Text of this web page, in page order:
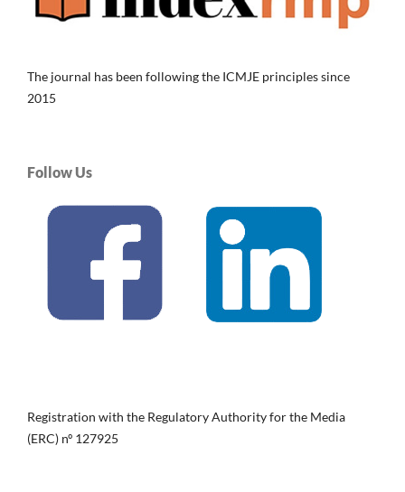
The journal has been following the ICMJE principles since
2015
Follow Us
Registration with the Regulatory Authority for the Media
(ERC) nº 127925